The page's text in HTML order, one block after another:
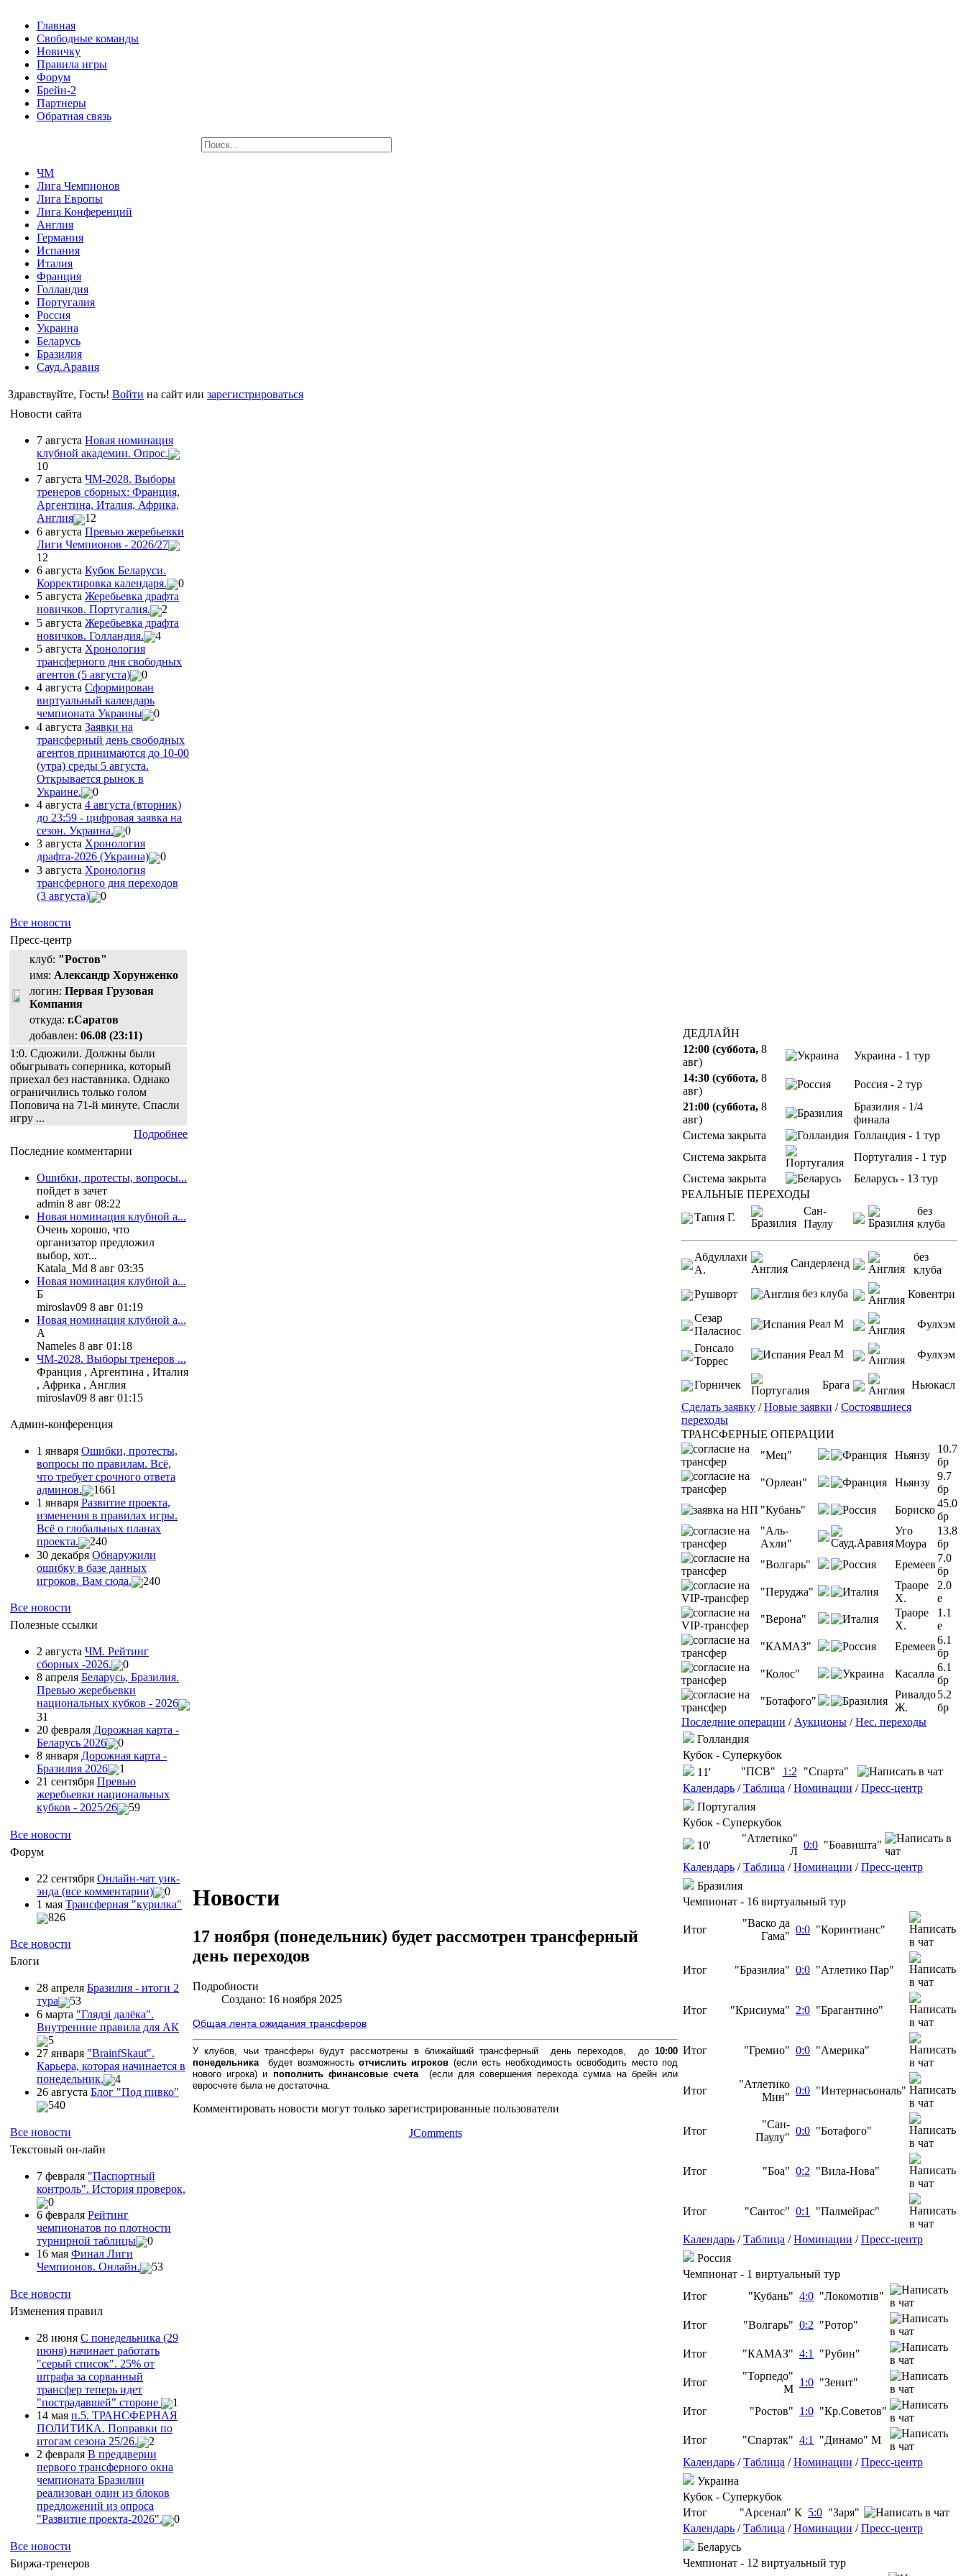
Главная
Свободные команды
Новичку
Правила игры
Форум
Брейн-2
Партнеры
Обратная связь
ЧМ
Лига Чемпионов
Лига Европы
Лига Конференций
Англия
Германия
Испания
Италия
Франция
Голландия
Португалия
Россия
Украина
Беларусь
Бразилия
Сауд.Аравия
Здравствуйте, Гость! Войти на сайт или зарегистрироваться
Новости сайта
7 августа Новая номинация
клубной академии. Опрос.
10
7 августа ЧМ-2028. Выборы
тренеров сборных: Франция,
Аргентина, Италия, Африка,
Англия
12
6 августа Превью жеребьевки
Лиги Чемпионов - 2026/27
12
6 августа Кубок Беларуси.
Корректировка календаря.
0
5 августа Жеребьевка драфта
новичков. Португалия.
2
5 августа Жеребьевка драфта
новичков. Голландия.
4
5 августа Хронология
трансферного дня свободных
агентов (5 августа)
0
4 августа Сформирован
виртуальный календарь
чемпионата Украины
0
4 августа Заявки на
трансферный день свободных
агентов принимаются до 10-00
(утра) среды 5 августа.
Открывается рынок в
Украине.
0
4 августа 4 августа (вторник)
до 23:59 - цифровая заявка на
сезон. Украина.
0
3 августа Хронология
драфта-2026 (Украина)
0
3 августа Хронология
трансферного дня переходов
(3 августа)
0
Все новости
Пресс-центр
клуб: "Ростов"
имя: Александр Хорунженко
логин: Первая Грузовая
Компания
откуда: г.Саратов
добавлен: 06.08 (23:11)
1:0. Сдюжили. Должны были
обыгрывать соперника, который
приехал без наставника. Однако
ограничились только голом
Поповича на 71-й минуте. Спасли
игру ...
Подробнее
Последние комментарии
Ошибки, протесты, вопросы...
пойдет в зачет
admin 8 авг 08:22
Новая номинация клубной а...
Очень хорошо, что
организатор предложил
выбор, хот...
Katala_Md 8 авг 03:35
Новая номинация клубной а...
Б
miroslav09 8 авг 01:19
Новая номинация клубной а...
А
Nameles 8 авг 01:18
ЧМ-2028. Выборы тренеров ...
Франция , Аргентина , Италия
, Африка , Англия
miroslav09 8 авг 01:15
Админ-конференция
1 января Ошибки, протесты,
вопросы по правилам. Всё,
что требует срочного ответа
админов.
1661
1 января Развитие проекта,
изменения в правилах игры.
Всё о глобальных планах
проекта.
240
30 декабря Обнаружили
ошибку в базе данных
игроков. Вам сюда.
240
Все новости
Полезные ссылки
2 августа ЧМ. Рейтинг
сборных -2026.
0
8 апреля Беларусь, Бразилия.
Превью жеребьевки
национальных кубков - 2026
31
20 февраля Дорожная карта -
Беларусь 2026
0
8 января Дорожная карта -
Бразилия 2026
1
21 сентября Превью
жеребьевки национальных
кубков - 2025/26
59
Все новости
Форум
22 сентября Онлайн-чат уик-
энда (все комментарии)
0
1 мая Трансферная "курилка"
826
Все новости
Блоги
28 апреля Бразилия - итоги 2
тура
53
6 марта "Глядзi далёка".
Внутренние правила для АК
5
27 января "ВrainfSkaut".
Карьера, которая начинается в
понедельник.
4
26 августа Блог "Под пивко"
540
Все новости
Текстовый он-лайн
7 февраля "Паспортный
контроль". История проверок.
0
6 февраля Рейтинг
чемпионатов по плотности
турнирной таблицы
0
16 мая Финал Лиги
Чемпионов. Онлайн.
53
Все новости
Изменения правил
28 июня С понедельника (29
июня) начинает работать
"серый список". 25% от
штрафа за сорванный
трансфер теперь идет
"пострадавшей" стороне
1
14 мая п.5. ТРАНСФЕРНАЯ
ПОЛИТИКА. Поправки по
итогам сезона 25/26.
2
2 февраля В преддверии
первого трансферного окна
чемпионата Бразилии
реализован один из блоков
предложений из опроса
"Развитие проекта-2026".
0
Все новости
Биржа-тренеров
Новости
17 ноября (понедельник) будет рассмотрен трансферный
день переходов
Подробности
Создано: 16 ноября 2025
Общая лента ожидания трансферов
У клубов, чьи трансферы будут рассмотрены в ближайший трансферный день переходов, до 10:00
понедельника
будет возможностьотчислить игроков (если есть необходимость освободить место под
нового игрока) и пополнить финансовые счета (если для совершения перехода сумма на брейн или
евросчете была не достаточна.
Комментировать новости могут только зарегистрированные пользователи
JComments
ДЕДЛАЙН
12:00 (суббота, 8
авг)
Украина - 1 тур
14:30 (суббота, 8
авг)
Россия - 2 тур
21:00 (суббота, 8
авг)
Бразилия - 1/4
финала
Система закрыта
Голландия - 1 тур
Система закрыта
Португалия - 1 тур
Система закрыта
Беларусь - 13 тур
РЕАЛЬНЫЕ ПЕРЕХОДЫ
Тапия Г.
Сан-
Паулу
без
клуба
Абдуллахи
А.
Сандерленд
без
клуба
Рушворт
без клуба
Ковентри
Сезар
Паласиос
Реал М
Фулхэм
Гонсало
Торрес
Реал М Фулхэм
Горничек Брага
Ньюкасл
Сделать заявку /Новые заявки /Состоявшиеся
переходы
ТРАНСФЕРНЫЕ ОПЕРАЦИИ
"Мец"
Ньянзу
10.7
бр
"Орлеан"
Ньянзу
9.7
бр
"Кубань"
Бориско
45.0
бр
"Аль-
Ахли"
Уго
Моура
13.8
бр
"Волгарь"
Еремеев
7.0
бр
"Перуджа"
Траоре
Х.
2.0
e
"Верона"
Траоре
Х.
1.1
e
"КАМАЗ"
Еремеев
6.1
бр
"Колос"
Касалла
6.1
бр
"Ботафого"
Ривалдо
Ж.
5.2
бр
Последние операции / Аукционы /Нес. переходы
Голландия
Кубок - Суперкубок
11'
"ПСВ" 1:2
"Спарта"
Календарь /Таблица /Номинации /Пресс-центр
Португалия
Кубок - Суперкубок
10'
"Атлетико"
Л
0:0 "Боавишта"
Календарь /Таблица /Номинации /Пресс-центр
Бразилия
Чемпионат - 16 виртуальный тур
Итог
"Васко да
Гама"
0:0 "Коринтианс"
Итог "Бразилиа" 0:0 "Атлетико Пар"
Итог "Крисиума" 2:0 "Брагантино"
Итог "Гремио" 0:0 "Америка"
Итог
"Атлетико
Мин"
0:0 "Интернасьональ"
Итог
"Сан-
Паулу"
0:0 "Ботафого"
Итог "Боа" 0:2 "Вила-Нова"
Итог "Сантос" 0:1 "Палмейрас"
Календарь /Таблица /Номинации /Пресс-центр
Россия
Чемпионат - 1 виртуальный тур
Итог
"Кубань" 4:0 "Локомотив"
Итог "Волгарь" 0:2 "Ротор"
Итог "КАМАЗ" 4:1 "Рубин"
Итог
"Торпедо"
М
1:0 "Зенит"
Итог "Ростов" 1:0 "Кр.Советов"
Итог "Спартак" 4:1
"Динамо" М
Календарь /Таблица /Номинации /Пресс-центр
Украина
Кубок - Суперкубок
Итог
"Арсенал" К 5:0 "Заря"
Календарь /Таблица /Номинации /Пресс-центр
Беларусь
Чемпионат - 12 виртуальный тур